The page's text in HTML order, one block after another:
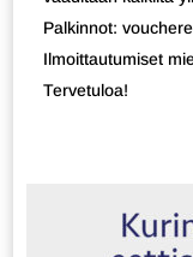
Palkinnot:
Ilmoittautumiset
Tervetuloa!